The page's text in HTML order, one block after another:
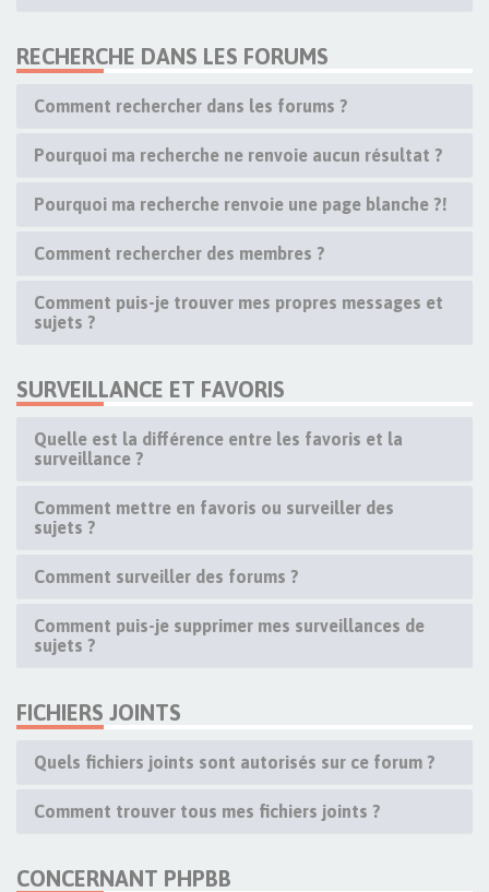
RECHERCHE DANS LES FORUMS
Comment rechercher dans les forums ?
Pourquoi ma recherche ne renvoie aucun résultat ?
Pourquoi ma recherche renvoie une page blanche ?!
Comment rechercher des membres ?
Comment puis-je trouver mes propres messages et
sujets ?
SURVEILLANCE ET FAVORIS
Quelle est la différence entre les favoris et la
surveillance ?
Comment mettre en favoris ou surveiller des
sujets ?
Comment surveiller des forums ?
Comment puis-je supprimer mes surveillances de
sujets ?
FICHIERS JOINTS
Quels fichiers joints sont autorisés sur ce forum ?
Comment trouver tous mes fichiers joints ?
CONCERNANT PHPBB